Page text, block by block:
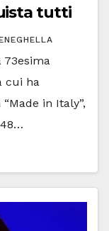
tutti
73esima
cui ha
in Italy”,